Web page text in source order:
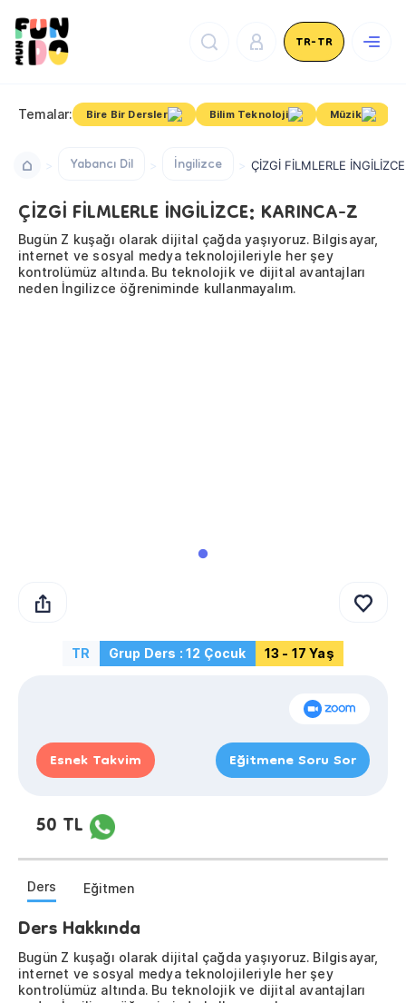
TR-TR
Temalar: Bire Bir Dersler Bilim Teknoloji Müzik
Yabancı Dil İngilizce ÇİZGİ FİLMLERLE
ÇİZGİ FİLMLERLE İNGİLİZCE: KARINCA-Z
Bugün Z kuşağı olarak dijital çağda yaşıyoruz. Bilgisayar,
internet ve sosyal medya teknolojileriyle her şey
kontrolümüz altında. Bu teknolojik ve dijital avantajları
neden İngilizce öğreniminde kullanmayalım.
TR Grup Ders : 12 Çocuk 13 - 17 Yaş
Esnek Takvim Eğitmene Soru Sor
50 TL
Ders Eğitmen
Ders Hakkında
Bugün Z kuşağı olarak dijital çağda yaşıyoruz. Bilgisayar,
internet ve sosyal medya teknolojileriyle her şey
kontrolümüz altında. Bu teknolojik ve dijital avantajları